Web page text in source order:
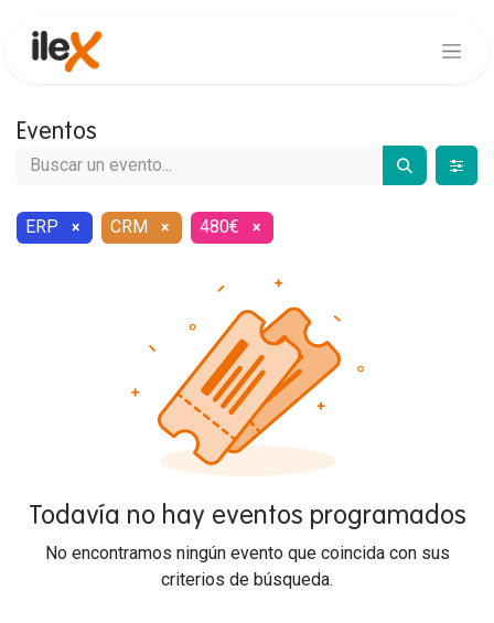
Eventos
ERP × CRM × 480€ ×
Todavía no hay eventos programados
No encontramos ningún evento que coincida con sus
criterios de búsqueda.